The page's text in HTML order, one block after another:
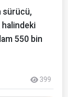
sürücü,
halindeki
550 bin
399